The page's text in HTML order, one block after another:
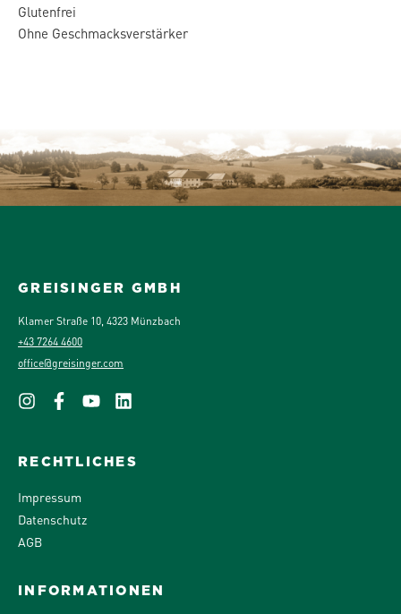
Glutenfrei
Ohne Geschmacksverstärker
GREISINGER GMBH
Klamer Straße 10, 4323 Münzbach
+43 7264 4600
office@greisinger.com
RECHTLICHES
Impressum
Datenschutz
AGB
INFORMATIONEN